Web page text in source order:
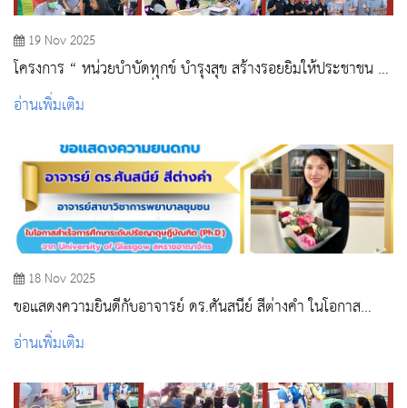
19 Nov 2025
โครงการ “ หน่วยบำบัดทุกข์ บำรุงสุข สร้างรอยยิ้มให้ประชาชน ”
ณ วัดหน้าพระลาน หมู่ที่ 7 ตำบลหน้าพระลาน อำเภอ
เฉลิมพระเกียรติ จังหวัดสระบุรี
อ่านเพิ่มเติม
18 Nov 2025
ขอแสดงความยินดีกับอาจารย์ ดร.ศันสนีย์ สีต่างคำ ในโอกาส
สำเร็จการศึกษาระดับปรัชญาดุษฎีบัณฑิต (Ph.D.) จาก
University Of Glasgow สหราชอาณาจักร
อ่านเพิ่มเติม